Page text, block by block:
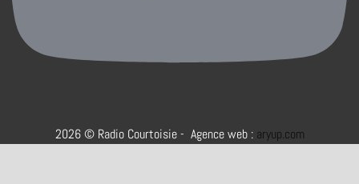
2026 © Radio Courtoisie - Agence web : aryup.com